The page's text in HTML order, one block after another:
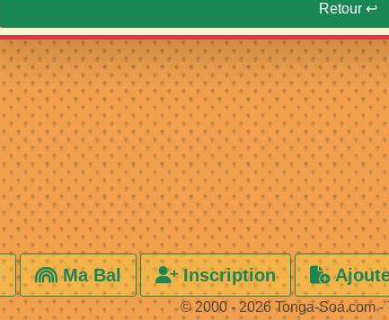
Retour ↩️
Ma Bal Inscription
© 2000 - 2026 Tonga-Soa.com -